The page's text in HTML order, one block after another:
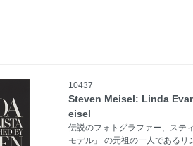
10437
Steven Meisel: Linda
eisel
伝説のフォトグラファー、ステ
モデル」 の元祖の一人である